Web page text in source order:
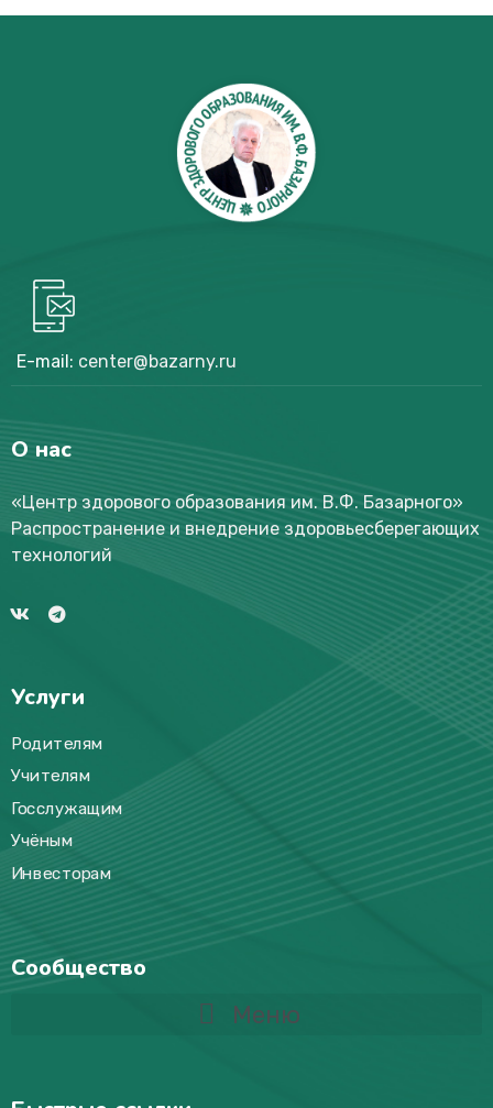
E-mail: center@bazarny.ru
О нас
«Центр здорового образования им. В.Ф. Базарного»
Распространение и внедрение здоровьесберегающих
технологий
Услуги
Родителям
Учителям
Госслужащим
Учёным
Инвесторам
Сообщество
Меню